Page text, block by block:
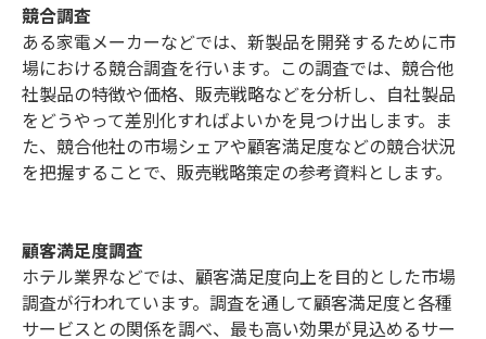
競合調査
ある家電メーカーなどでは、新製品を開発するために市
場における競合調査を行います。この調査では、競合他
社製品の特徴や価格、販売戦略などを分析し、自社製品
をどうやって差別化すればよいかを見つけ出します。ま
た、競合他社の市場シェアや顧客満足度などの競合状況
を把握することで、販売戦略策定の参考資料とします。
顧客満足度調査
ホテル業界などでは、顧客満足度向上を目的とした市場
調査が行われています。調査を通して顧客満足度と各種
サービスとの関係を調べ、最も高い効果が見込めるサー